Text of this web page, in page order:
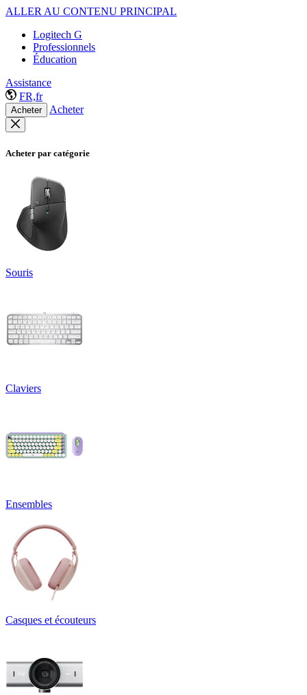
ALLER AU CONTENU PRINCIPAL
Logitech G
Professionnels
Éducation
Assistance
FR,fr
Acheter Acheter
Acheter par catégorie
Souris
Claviers
Ensembles
Casques et écouteurs